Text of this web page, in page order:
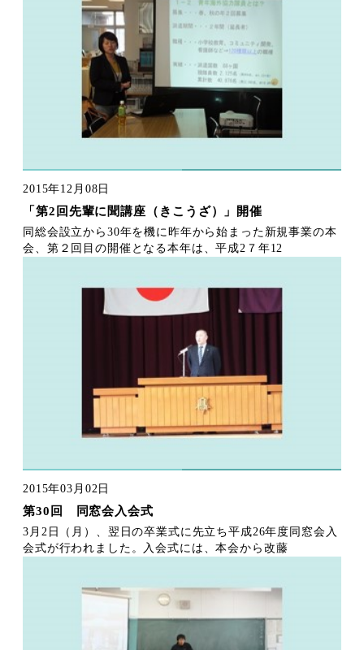
2015年12月08日
「第2回先輩に聞講座（きこうざ）」開催
同総会設立から30年を機に昨年から始まった新規事業の本
会、第２回目の開催となる本年は、平成2７年12
2015年03月02日
第30回 同窓会入会式
3月2日（月）、翌日の卒業式に先立ち平成26年度同窓会入
会式が行われました。入会式には、本会から改藤